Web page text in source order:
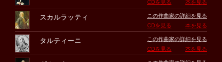
CDを見る
本を見る
スカルラッティ
この作曲家の詳細を見る
CDを見る
本を見る
タルティーニ
この作曲家の詳細を見る
CDを見る
本を見る